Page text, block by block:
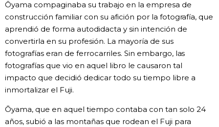
Ōyama compaginaba su trabajo en la empresa de
construcción familiar con su afición por la fotografía, que
aprendió de forma autodidacta y sin intención de
convertirla en su profesión. La mayoría de sus
fotografías eran de ferrocarriles. Sin embargo, las
fotografías que vio en aquel libro le causaron tal
impacto que decidió dedicar todo su tiempo libre a
inmortalizar el Fuji.
Ōyama, que en aquel tiempo contaba con tan solo 24
años, subió a las montañas que rodean el Fuji para